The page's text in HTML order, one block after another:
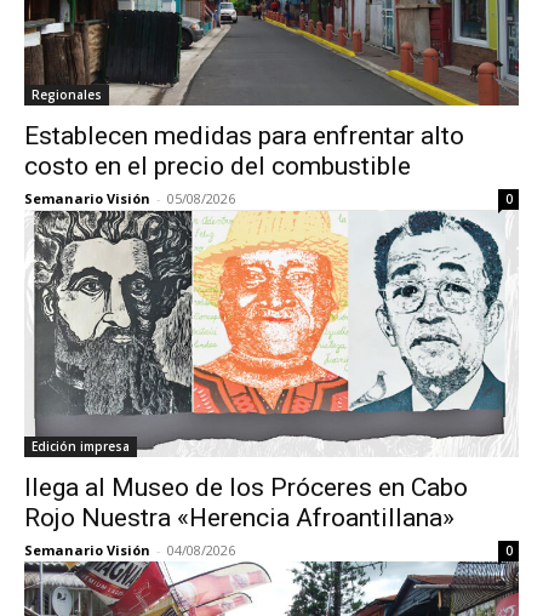
Regionales
Establecen medidas para enfrentar alto
costo en el precio del combustible
Semanario Visión - 05/08/2026 0
Edición impresa
llega al Museo de los Próceres en Cabo
Rojo Nuestra «Herencia Afroantillana»
Semanario Visión - 04/08/2026 0